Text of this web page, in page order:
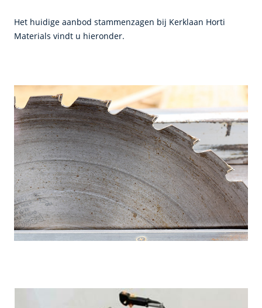
Het huidige aanbod stammenzagen bij Kerklaan Horti
Materials vindt u hieronder.